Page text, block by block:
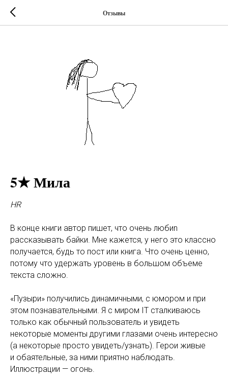
Отзывы
5★ Мила
HR
В конце книги автор пишет, что очень любиn
рассказывать байки. Мне кажется, у него это классно
получается, будь то пост или книга. Что очень ценно,
потому что удержать уровень в большом объеме
текста сложно.
«Пузыри» получились динамичными, с юмором и при
этом познавательными. Я с миром IT сталкиваюсь
только как обычный пользователь и увидеть
некоторые моменты другими глазами очень интересно
(а некоторые просто увидеть/узнать). Герои живые
и обаятельные, за ними приятно наблюдать.
Иллюстрации — огонь.